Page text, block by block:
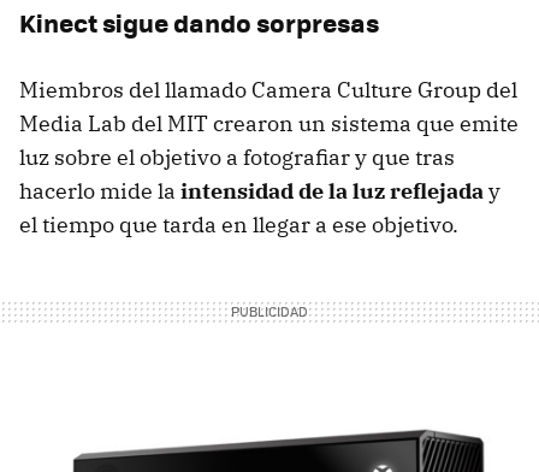
Kinect sigue dando sorpresas
Miembros del llamado Camera Culture Group del
Media Lab del MIT crearon un sistema que emite
luz sobre el objetivo a fotografiar y que tras
hacerlo mide la intensidad de la luz reflejaday
el tiempo que tarda en llegar a ese objetivo.